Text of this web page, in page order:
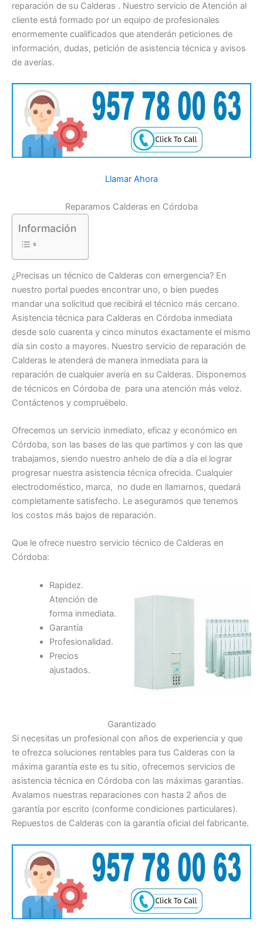
reparación de su Calderas . Nuestro servicio de Atención al
cliente está formado por un equipo de profesionales
enormemente cualificados que atenderán peticiones de
información, dudas, petición de asistencia técnica y avisos
de averías.
Llamar Ahora
Reparamos Calderas en Córdoba
Información
¿Precisas un técnico de Calderas con emergencia? En
nuestro portal puedes encontrar uno, o bien puedes
mandar una solicitud que recibirá el técnico más cercano.
Asistencia técnica para Calderas en Córdoba inmediata
desde solo cuarenta y cinco minutos exactamente el mismo
día sin costo a mayores. Nuestro servicio de reparación de
Calderas le atenderá de manera inmediata para la
reparación de cualquier avería en su Calderas. Disponemos
de técnicos en Córdoba de para una atención más veloz.
Contáctenos y compruébelo.
Ofrecemos un servicio inmediato, eficaz y económico en
Córdoba, son las bases de las que partimos y con las que
trabajamos, siendo nuestro anhelo de día a día el lograr
progresar nuestra asistencia técnica ofrecida. Cualquier
electrodoméstico, marca, no dude en llamarnos, quedará
completamente satisfecho. Le aseguramos que tenemos
los costos más bajos de reparación.
Que le ofrece nuestro servicio técnico de Calderas en
Córdoba:
Rapidez.
Atención de
forma inmediata.
Garantía
Profesionalidad.
Precios
ajustados.
Garantizado
Si necesitas un profesional con años de experiencia y que
te ofrezca soluciones rentables para tus Calderas con la
máxima garantía este es tu sitio, ofrecemos servicios de
asistencia técnica en Córdoba con las máximas garantías.
Avalamos nuestras reparaciones con hasta 2 años de
garantía por escrito (conforme condiciones particulares).
Repuestos de Calderas con la garantía oficial del fabricante.